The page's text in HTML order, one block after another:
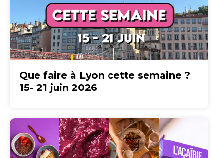
Que faire à Lyon cette semaine ?
15- 21 juin 2026